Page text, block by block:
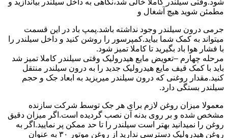
شود.وقتی سیلندر کاملا خالی شد،نگاهی به داخل سیلندر بیاندازید و
مطمئن شوید هیچ آشغال و
جرمی درون سیلندر وجود نداشته باشد.پمپ باد در این قسمت
میتواند به کمک شما بیاید.کمپرسور را روشن کنید و داخل سیلندر را
با فشار هوا باد بگیرید تا کاملا تمیز شود.
مرحله چهارم –تعویض مایع هیدرولیک وقتی سیلندر کاملا تمیز شد
باید با کمک قیف مایع هیدرولیک جدید را به درون سیلندر منتقل
کنید.مقدار روغنی که درون سیلندر میریزید به ابعاد جک و حجم
سیلندر بستگی دارد.
معمولا میزان روغن لازم برای هر جک توسط شرکت سازنده
مشخص شده و بر روی بدنه آن نصب گردیده است.اگر میزان دقیق
روغن را نمیدانید بهتر است سیلندر را تا حد ممکن پر نمایید.اگر به
روغن هیدرولیک دسترسی ندارید از روغن موتور ۳۰ به عنوان